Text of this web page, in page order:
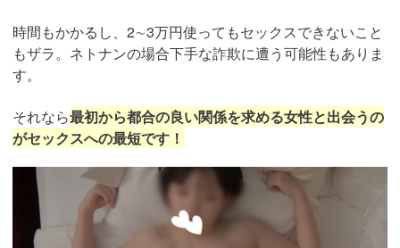
時間もかかるし、2∼3万円使ってもセックスできないこと
もザラ。ネトナンの場合下手な詐欺に遭う可能性もありま
す。
それなら最初から都合の良い関係を求める女性と出会うの
がセックスへの最短です！
https://pcmax.jp/lp/?
ad_id=rm327007